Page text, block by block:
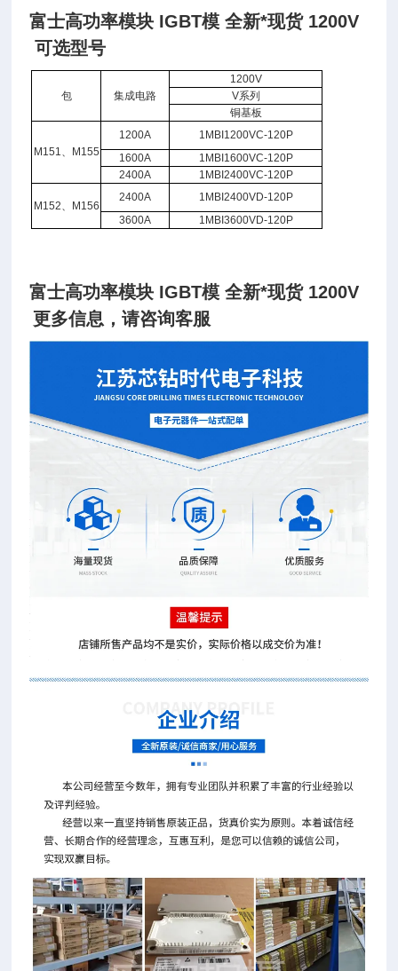
富士高功率模块 IGBT模 全新*现货 1200V
可选型号
包 集成电路
1200V
V系列
铜基板
M151、M155
1200A
1MBI1200VC-120P
1600A
1MBI1600VC-120P
2400A
1MBI2400VC-120P
M152、M156
2400A
1MBI2400VD-120P
3600A
1MBI3600VD-120P
富士高功率模块 IGBT模 全新*现货 1200V
更多信息，请咨询客服